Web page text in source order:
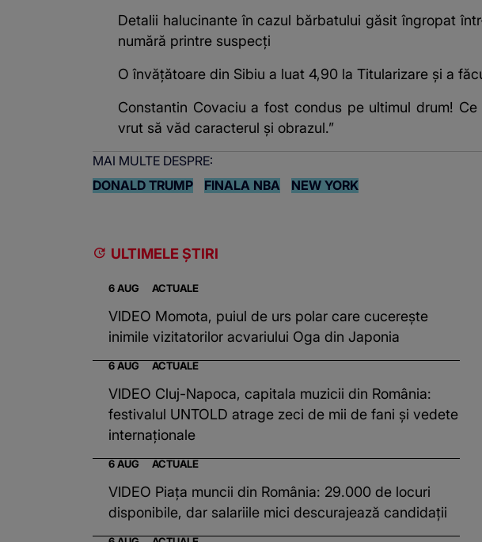
Detalii halucinante în cazul bărbatului găsit îngropat
numără printre suspecți
O învățătoare din Sibiu a luat 4,90 la Titularizare și a
Constantin Covaciu a fost condus pe ultimul drum!
vrut să văd caracterul și obrazul.”
MAI MULTE DESPRE:
DONALD TRUMP
FINALA NBA NEW YORK
ULTIMELE ȘTIRI
6 AUG ACTUALE
VIDEO Momota, puiul de urs polar care cucerește
inimile vizitatorilor acvariului Oga din Japonia
6 AUG ACTUALE
VIDEO Cluj-Napoca, capitala muzicii din România:
festivalul UNTOLD atrage zeci de mii de fani și vedete
internaționale
6 AUG ACTUALE
VIDEO Piața muncii din România: 29.000 de locuri
disponibile, dar salariile mici descurajează candidații